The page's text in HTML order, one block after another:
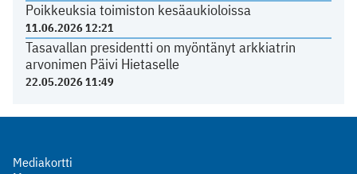
Poikkeuksia toimiston kesäaukioloissa
11.06.2026 12:21
Tasavallan presidentti on myöntänyt arkkiatrin
arvonimen Päivi Hietaselle
22.05.2026 11:49
Mediakortti